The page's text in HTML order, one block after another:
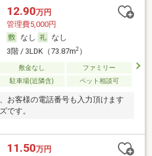
12.90万円
管理費5,000円
なし
なし
3階 / 3LDK（73.87m2）
敷金なし
ファミリー
駐車場(近隣含) ペット相談可
お客様の電話番号も入力頂けます
です。
11.50万円